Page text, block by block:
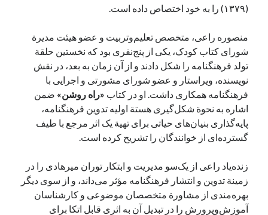
(۱۳۷۹) را به خود اختصاص داده است.
منصوره راعی،‌ متخصص تعلیم‌وتربیت و عضو هیئت مدیرة
شورای کتاب کودک، یکی از پنج‌نفری بود که نخستین حلقة
تولد فرهنگنامه را شکل دادند و از آن زمان به بعد،‌ در نقش
نویسنده، ویراستار و عضو شورای مشورتی و اجرایی با
فرهنگنامه همکاری داشت. او در کتاب «راه روشن» ضمن
اشاره به نحوة شکل‌گیری هستة اولیه تدوین فرهنگنامه،
پایه‌گذاری بنیان‌های حیاتی برای تهیة یک اثر مرجع با طیف
گسترده‌ای از خوانندگان را تشریح کرده است.
زنده‌یاد راعی از یک‌سو مدیریت و ابتکار توران میرهادی را در
زمینة تدوین و انتشار فرهنگنامه مؤثر می‌داند، و از سوی دیگر
بهره‌مندی از مشاورة‌ متخصصان موضوعی و کارشناسان
آموزش‌وپرورش را در تبدیل آن به اثری قابل اتکا برای